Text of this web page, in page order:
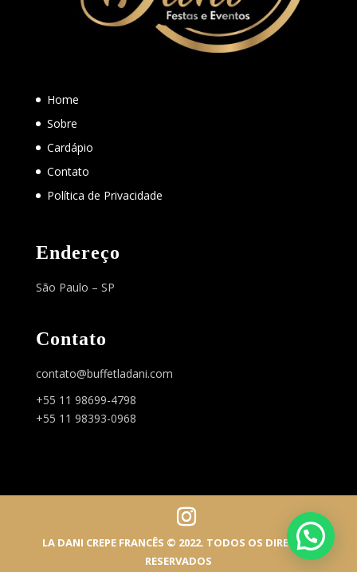
Home
Sobre
Cardápio
Contato
Política de Privacidade
Endereço
São Paulo – SP
Contato
contato@buffetladani.com
+55 11 98699-4798
‎+55 11 98393-0968
LA DANI CREPE FRANCÊS © 2022. TODOS OS DIREITOS
RESERVADOS